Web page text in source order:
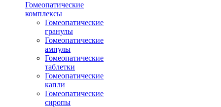
Гомеопатические
комплексы
Гомеопатические
гранулы
Гомеопатические
ампулы
Гомеопатические
таблетки
Гомеопатические
капли
Гомеопатические
сиропы